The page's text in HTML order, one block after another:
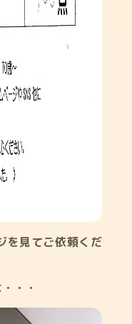
を見てご依頼くだ
・・